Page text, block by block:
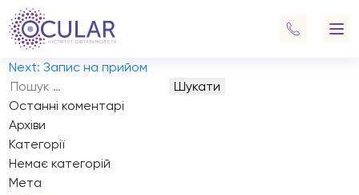
Запис на прийом
Лазерна корекція
Навігація
записів
Previous: Запис на прийом
Next: Запис на прийом
Пошук:
Останні коментарі
Архіви
Категорії
Немає категорій
Мета